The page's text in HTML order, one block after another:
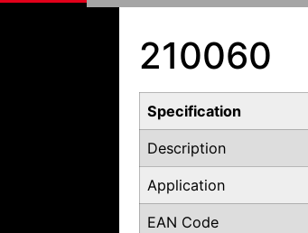
210060
Specification
Description
Application
EAN Code